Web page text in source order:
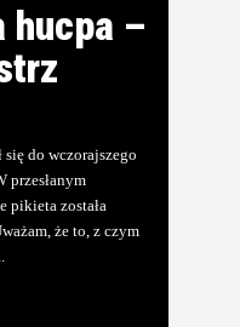
hucpa –
się do wczorajszego
przesłanym
pikieta została
że to, z czym